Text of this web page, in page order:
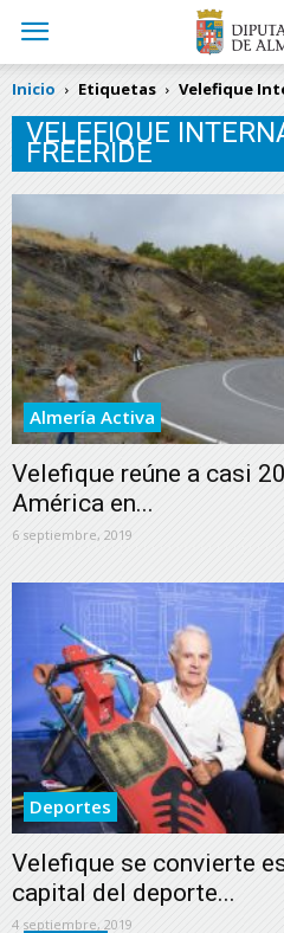
Inicio Etiquetas Velefique
VELEFIQUE
FREERIDE
Almería Activa
Velefique reúne a casi
América en...
6 septiembre, 2019
Deportes
Velefique se convierte
capital del deporte...
4 septiembre, 2019